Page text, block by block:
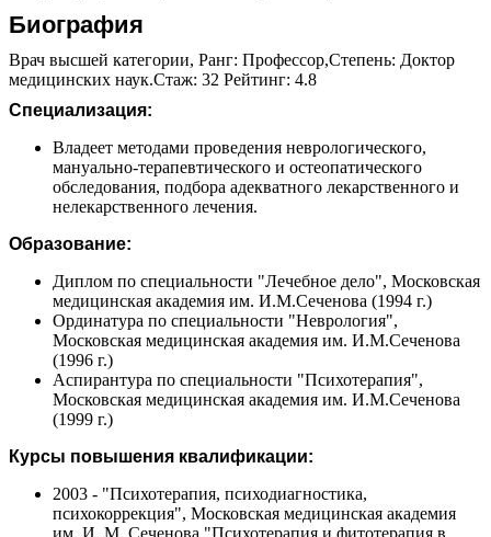
Биография
Врач высшей категории, Ранг: Профессор,Степень: Доктор
медицинских наук.Стаж: 32 Рейтинг: 4.8
Специализация:
Владеет методами проведения неврологического,
мануально-терапевтического и остеопатического
обследования, подбора адекватного лекарственного и
нелекарственного лечения.
Образование:
Диплом по специальности "Лечебное дело", Московская
медицинская академия им. И.М.Сеченова (1994 г.)
Ординатура по специальности "Неврология",
Московская медицинская академия им. И.М.Сеченова
(1996 г.)
Аспирантура по специальности "Психотерапия",
Московская медицинская академия им. И.М.Сеченова
(1999 г.)
Курсы повышения квалификации:
2003 - "Психотерапия, психодиагностика,
психокоррекция", Московская медицинская академия
им. И. М. Сеченова "Психотерапия и фитотерапия в